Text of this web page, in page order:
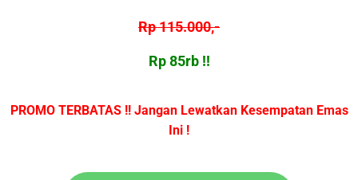
Rp 115.000,-
Rp 85rb !!
PROMO TERBATAS !! Jangan Lewatkan Kesempatan Emas
Ini !